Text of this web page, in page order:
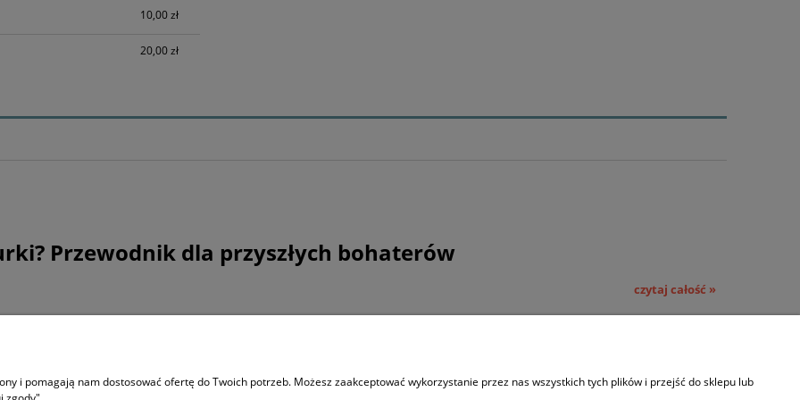
10,00 zł
20,00 zł
Przewodnik dla przyszłych bohaterów
czytaj całość »
i pomagają nam dostosować ofertę do Twoich potrzeb. Możesz zaakceptować wykorzystanie przez nas wszystkich tych plików i przejść do sklepu lub